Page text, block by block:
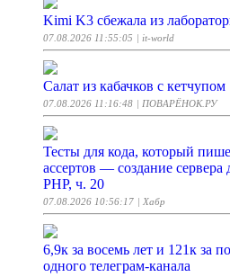
Kimi K3 сбежала из
07.08.2026 11:55:05 | it-world
Салат из кабачков с кетчупом
07.08.2026 11:16:48 | ПОВАРЁНОК.РУ
Тесты для кода, который
ассертов — создание
PHP, ч. 20
07.08.2026 10:56:17 | Хабр
6,9к за восемь лет и 121к за
одного телеграм-канала